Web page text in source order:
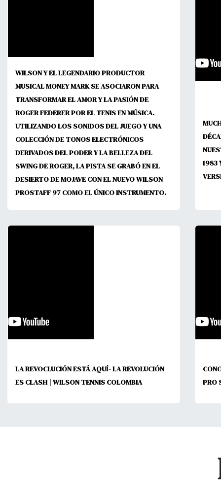
WILSON Y EL LEGENDARIO PRODUCTOR
MUSICAL MONEY MARK SE ASOCIARON PARA
TRANSFORMAR EL AMOR Y LA PASIÓN DE
ROGER FEDERER POR EL TENIS EN MÚSICA.
UTILIZANDO LOS SONIDOS DEL JUEGO Y UNA
COLECCIÓN DE TONOS ELECTRÓNICOS
DERIVADOS DEL PODER Y LA BELLEZA DEL
SWING DE ROGER, LA PISTA SE GRABÓ EN EL
DESIERTO DE MOJAVE CON EL NUEVO WILSON
PROSTAFF 97 COMO EL ÚNICO INSTRUMENTO.
1983
LA REVOCLUCIÓN ESTÁ AQUÍ- LA REVOLUCIÓN
ES CLASH | WILSON TENNIS COLOMBIA
PRO